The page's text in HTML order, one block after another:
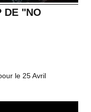
DE "NO
le 25 Avril